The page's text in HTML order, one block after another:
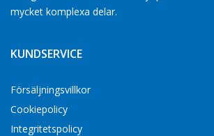
mycket komplexa delar.
KUNDSERVICE
Försäljningsvillkor
Cookiepolicy
Integritetspolicy